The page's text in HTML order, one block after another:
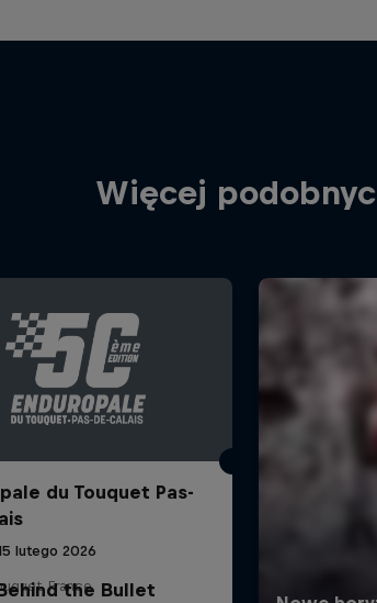
Więcej
du Touquet Pas-
lutego 2026
France
the Bullet